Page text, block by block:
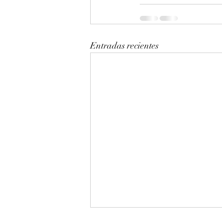
Entradas recientes